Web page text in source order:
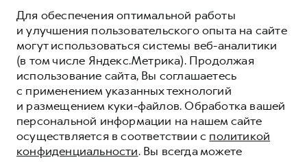
Система управления автопарком GWM Fleet
Сервис для корпоративных клиентов
HAVAL Лизинг
Автомобильные аксессуары
Коллекция PRO
Коллекция Базовая
Коллекция Детская
Программа «HAVAL Защита+»
Руководства по эксплуатации
Подписки
Автомобильные аксессуары
Коллекция PRO
Коллекция Базовая
Коллекция Детская
ЦЕНЫ И ВЫГОДЫ
ЮРИДИЧЕСКАЯ ИНФОРМАЦИЯ
Вся представленная на сайте информация, касающаяся
автомобилей и сервисного обслуживания, носит
информационный характер и не является публичной офертой.
Все цены, указанные на данном сайте, носят информационный
характер и являются максимально рекомендуемыми
розничными ценами по расчетам дистрибьютора (ООО «Грейт
****На некоторых автомобилях HAVAL может отсутствовать
система / устройство вызова экстренных оперативных служб
(блок ЭРА-ГЛОНАСС).
Показать все
Для обеспечения оптимальной работы
и улучшения пользовательского опыта на сайте
могут использоваться системы веб-аналитики
(в том числе Яндекс.Метрика). Продолжая
использование сайта, Вы соглашаетесь
с применением указанных технологий
и размещением куки-файлов. Обработка вашей
персональной информации на нашем сайте
осуществляется в соответствии с политикой
конфиденциальности. Вы всегда можете